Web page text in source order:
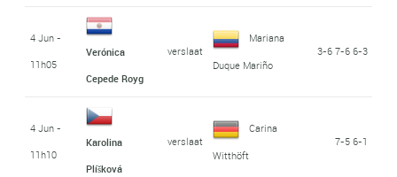
4 Jun -
11h05
Verónica
Cepede Royg
verslaat
Mariana
Duque Mariño
3-6 7-6 6-3
4 Jun -
11h10
Karolina
Plíšková
verslaat
Carina
Witthöft
7-5 6-1